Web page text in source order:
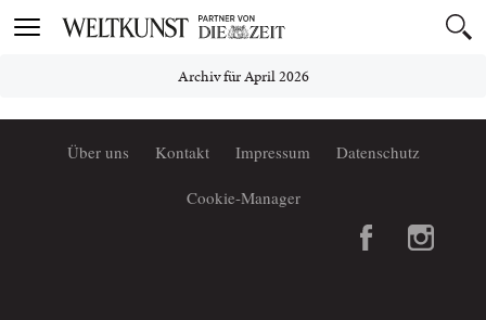
Toggle
Archiv für April 2026
Über uns Kontakt Impressum Datenschutz
Cookie-Manager